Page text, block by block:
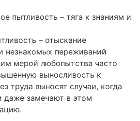
пытливость – тяга к знаниям и
– отыскание
незнакомых переживаний
мерой любопытства часто
выносливость к
труда выносят случаи, когда
даже замечают в этом